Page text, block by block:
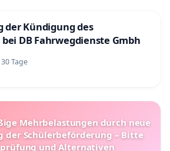
der Kündigung des
DB Fahrwegdienste Gmbh
Tage
Mehrbelastungen durch neue
der Schülerbeförderung – Bitte
und Alternativen